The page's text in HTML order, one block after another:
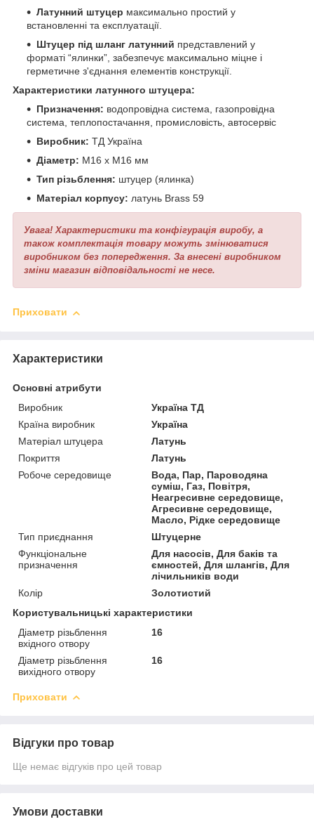
Латунний штуцер максимально простий у
встановленні та експлуатації.
Штуцер під шланг латунний представлений у
форматі “ялинки”, забезпечує максимально міцне і
герметичне з'єднання елементів конструкції.
Характеристики латунного штуцера:
Призначення: водопровідна система, газопровідна
система, теплопостачання, промисловість, автосервіс
Виробник: ТД Україна
Діаметр: М16 х М16 мм
Тип різьблення: штуцер (ялинка)
Матеріал корпусу: латунь Brass 59
Увага! Характеристики та конфігурація виробу, а
також комплектація товару можуть змінюватися
виробником без попередження. За внесені виробником
зміни магазин відповідальності не несе.
Приховати
Характеристики
Основні атрибути
Виробник
Україна ТД
Країна виробник
Україна
Матеріал штуцера
Латунь
Покриття
Латунь
Робоче середовище
Вода, Пар, Пароводяна
суміш, Газ, Повітря,
Неагресивне середовище,
Агресивне середовище,
Масло, Рідке середовище
Тип приєднання
Штуцерне
Функціональне
призначення
Для насосів, Для баків та
ємностей, Для шлангів, Для
лічильників води
Колір
Золотистий
Користувальницькі характеристики
Діаметр різьблення
вхідного отвору
16
Діаметр різьблення
вихідного отвору
16
Приховати
Відгуки про товар
Ще немає відгуків про цей товар
Умови доставки